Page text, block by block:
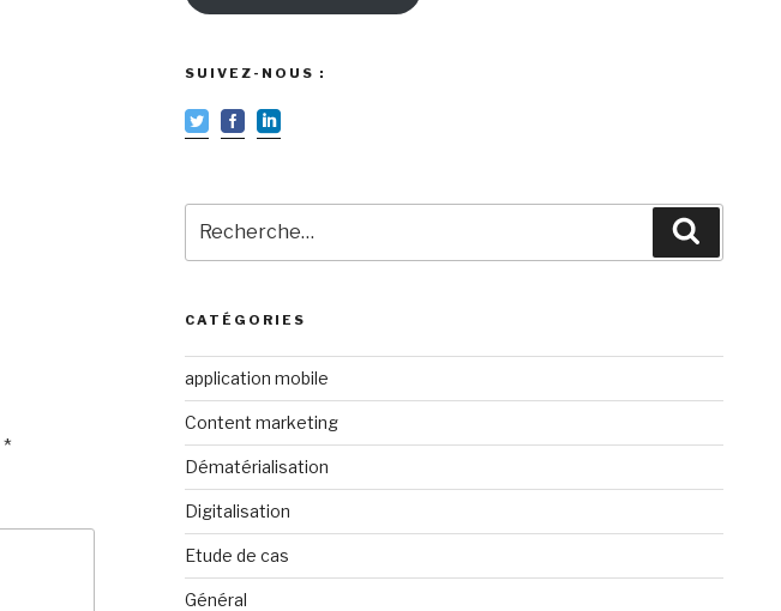
*
SUIVEZ-NOUS :
pour
:
CATÉGORIES
application mobile
Content marketing
Dématérialisation
Digitalisation
Etude de cas
Général